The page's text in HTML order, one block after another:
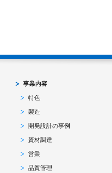
事業内容
特色
製造
開発設計の事例
資材調達
営業
品質管理